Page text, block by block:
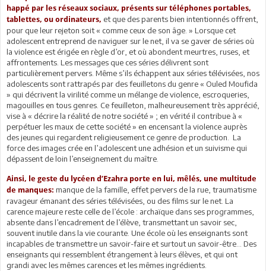
happé par les réseaux sociaux, présents sur téléphones portables,
tablettes, ou ordinateurs, et que des parents bien intentionnés offrent,
pour que leur rejeton soit « comme ceux de son âge. » Lorsque cet
adolescent entreprend de naviguer sur le net, il va se gaver de séries où
la violence est érigée en règle d’or, et où abondent meurtres, ruses, et
affrontements. Les messages que ces séries délivrent sont
particulièrement pervers. Même s’ils échappent aux séries télévisées, nos
adolescents sont rattrapés par des feuilletons du genre « Ouled Moufida
» qui décrivent la virilité comme un mélange de violence, escroqueries,
magouilles en tous genres. Ce feuilleton, malheureusement très apprécié,
vise à « décrire la réalité de notre société » ; en vérité il contribue à «
perpétuer les maux de cette société » en encensant la violence auprès
des jeunes qui regardent religieusement ce genre de production. La
force des images crée en l’adolescent une adhésion et un suivisme qui
dépassent de loin l’enseignement du maître.
Ainsi, le geste du lycéen d’Ezahra porte en lui, mêlés, une multitude
de manques: manque de la famille, effet pervers de la rue, traumatisme
ravageur émanant des séries télévisées, ou des films sur le net. La
carence majeure reste celle de l’école : archaïque dans ses programmes,
absente dans l’encadrement de l’élève, transmettant un savoir sec,
souvent inutile dans la vie courante. Une école où les enseignants sont
incapables de transmettre un savoir-faire et surtout un savoir-être… Des
enseignants qui ressemblent étrangement à leurs élèves, et qui ont
grandi avec les mêmes carences et les mêmes ingrédients.